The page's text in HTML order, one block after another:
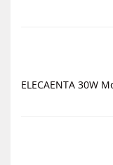
ELECAENTA 30W